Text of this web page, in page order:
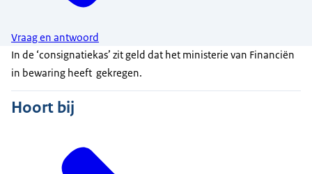
Vraag en antwoord
In de ‘consignatiekas’ zit geld dat het ministerie van Financiën
in bewaring heeft gekregen.
Hoort bij